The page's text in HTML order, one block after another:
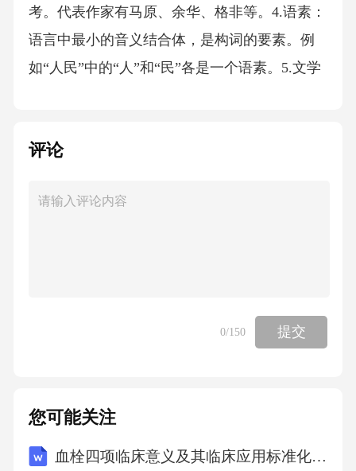
考。代表作家有马原、余华、格非等。4.语素：
语言中最小的音义结合体，是构词的要素。例
如“人民”中的“人”和“民”各是一个语素。5.文学
社会历史普遍性的、具有高度艺术成就的人物
梦》主要艺术成就：①宏大精巧的结构艺术，
叙述语言典雅生动。⑤将写实与诗化意境完美
结合，充满了象征和隐喻。2.鲁迅杂文思想与艺
蒙精神。艺术：①形象性与逻辑性统一，善用
比喻、讽刺。②风格多样，或犀利泼辣，或含
评论
0/150 提交
您可能关注
血栓四项临床意义及其临床应用标准化解读